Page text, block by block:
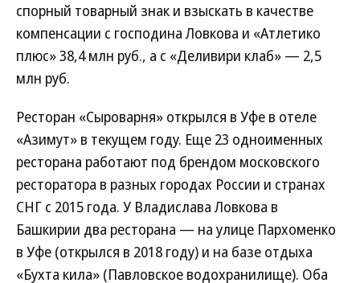
спорный товарный знак и взыскать в качестве
компенсации с господина Ловкова и «Атлетико
плюс» 38,4 млн руб., а с «Деливири клаб» — 2,5
млн руб.
Ресторан «Сыроварня» открылся в Уфе в отеле
«Азимут» в текущем году. Еще 23 одноименных
ресторана работают под брендом московского
ресторатора в разных городах России и странах
СНГ с 2015 года. У Владислава Ловкова в
Башкирии два ресторана — на улице Пархоменко
в Уфе (открылся в 2018 году) и на базе отдыха
«Бухта кила» (Павловское водохранилище). Оба